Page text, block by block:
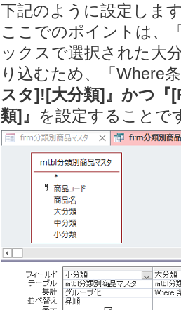
下記のように設定しま
ここでのポイントは、
ックスで選択された大
り込むため、「Where
スタ]![大分類]』かつ『
類]』 を設定することで